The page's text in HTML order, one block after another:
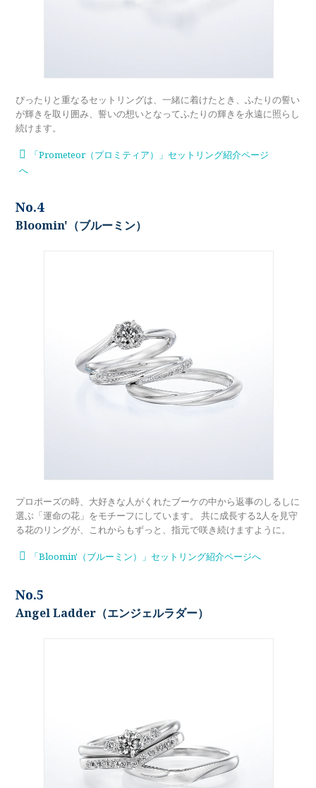
ぴったりと重なるセットリングは、一緒に着けたとき、ふたりの誓い
が輝きを取り囲み、誓いの想いとなってふたりの輝きを永遠に照らし
続けます。
「Prometeor（プロミティア）」セットリング紹介ページ
へ
No.4
Bloomin'（ブルーミン）
プロポーズの時、大好きな人がくれたブーケの中から返事のしるしに
選ぶ「運命の花」をモチーフにしています。 共に成長する2人を見守
る花のリングが、これからもずっと、指元で咲き続けますように。
「Bloomin'（ブルーミン）」セットリング紹介ページへ
No.5
Angel Ladder（エンジェルラダー）